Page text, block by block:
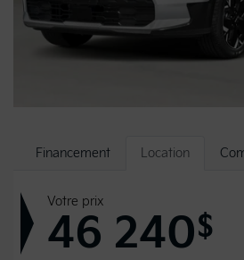
Financement Location
Votre prix
46 240$